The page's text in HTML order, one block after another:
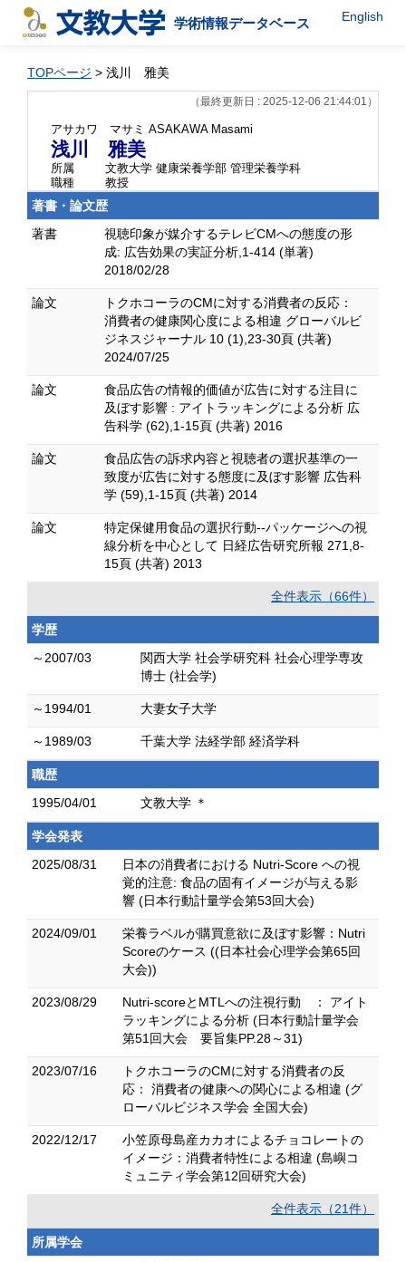
学術情報データベース English
TOPページ > 浅川 雅美
（最終更新日 : 2025-12-06 21:44:01）
アサカワ マサミ ASAKAWA Masami
浅川 雅美
所属
文教大学 健康栄養学部 管理栄養学科
職種
教授
著書・論文歴
著書
視聴印象が媒介するテレビCMへの態度の形
成: 広告効果の実証分析,1-414 (単著)
2018/02/28
論文
トクホコーラのCMに対する消費者の反応：
消費者の健康関心度による相違 グローバルビ
ジネスジャーナル 10 (1),23-30頁 (共著)
2024/07/25
論文
食品広告の情報的価値が広告に対する注目に
及ぼす影響 : アイトラッキングによる分析 広
告科学 (62),1-15頁 (共著) 2016
論文
食品広告の訴求内容と視聴者の選択基準の一
致度が広告に対する態度に及ぼす影響 広告科
学 (59),1-15頁 (共著) 2014
論文
特定保健用食品の選択行動--パッケージへの視
線分析を中心として 日経広告研究所報 271,8-
15頁 (共著) 2013
全件表示（66件）
学歴
～2007/03
関西大学 社会学研究科 社会心理学専攻
博士 (社会学)
～1994/01 大妻女子大学
～1989/03 千葉大学 法経学部 経済学科
職歴
1995/04/01
文教大学 ＊
学会発表
2025/08/31
日本の消費者における Nutri-Score への視
覚的注意: 食品の固有イメージが与える影
響 (日本行動計量学会第53回大会)
2024/09/01
栄養ラベルが購買意欲に及ぼす影響：Nutri
Scoreのケース ((日本社会心理学会第65回
大会))
2023/08/29
Nutri-scoreとMTLへの注視行動 ： アイト
ラッキングによる分析 (日本行動計量学会
第51回大会 要旨集PP.28～31)
2023/07/16
トクホコーラのCMに対する消費者の反
応： 消費者の健康への関心による相違 (グ
ローバルビジネス学会 全国大会)
2022/12/17
小笠原母島産カカオによるチョコレートの
イメージ：消費者特性による相違 (島嶼コ
ミュニティ学会第12回研究大会)
全件表示（21件）
所属学会